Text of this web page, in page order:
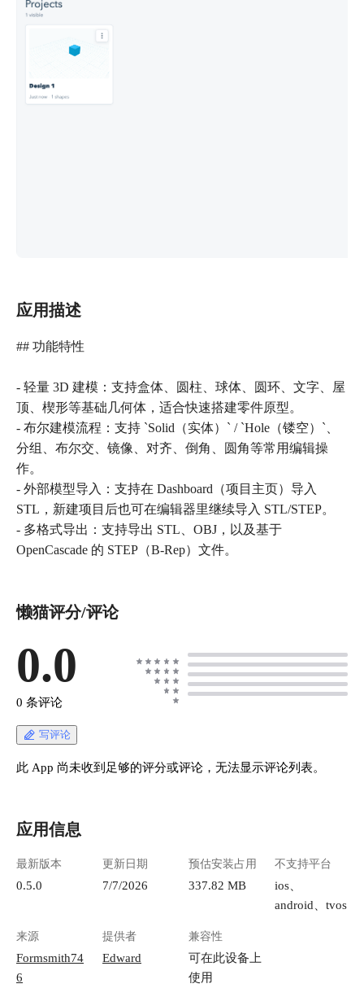
应用描述
## 功能特性
- 轻量 3D 建模：支持盒体、圆柱、球体、圆环、文字、屋
顶、楔形等基础几何体，适合快速搭建零件原型。
- 布尔建模流程：支持 `Solid（实体）` / `Hole（镂空）`、
分组、布尔交、镜像、对齐、倒角、圆角等常用编辑操
作。
- 外部模型导入：支持在 Dashboard（项目主页）导入
STL，新建项目后也可在编辑器里继续导入 STL/STEP。
- 多格式导出：支持导出 STL、OBJ，以及基于
OpenCascade 的 STEP（B-Rep）文件。
懒猫评分/评论
0.0
0 条评论
写评论
此 App 尚未收到足够的评分或评论，无法显示评论列表。
应用信息
最新版本
0.5.0
更新日期
7/7/2026
预估安装占用
337.82 MB
不支持平台
ios、
android、tvos
来源
Formsmith74
6
提供者
Edward
兼容性
可在此设备上
使用